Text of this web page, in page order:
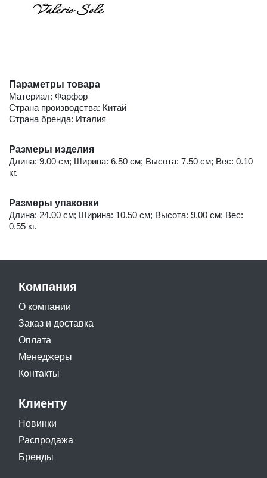
Параметры товара
Материал: Фарфор
Страна производства: Китай
Страна бренда: Италия
Размеры изделия
Длина: 9.00 см; Ширина: 6.50 см; Высота: 7.50 см; Вес: 0.10
кг.
Размеры упаковки
Длина: 24.00 см; Ширина: 10.50 см; Высота: 9.00 см; Вес:
0.55 кг.
Компания
О компании
Заказ и доставка
Оплата
Менеджеры
Контакты
Клиенту
Новинки
Распродажа
Бренды